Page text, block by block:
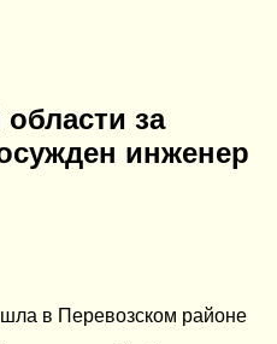
за
инженер
в Перевозском районе